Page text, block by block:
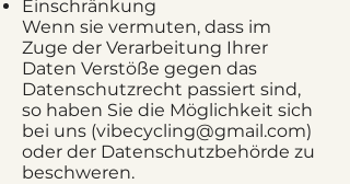
Einschränkung
Wenn sie vermuten, dass im
Zuge der Verarbeitung Ihrer
Daten Verstöße gegen das
Datenschutzrecht passiert sind,
so haben Sie die Möglichkeit sich
bei uns (vibecycling@gmail.com)
oder der Datenschutzbehörde zu
beschweren.